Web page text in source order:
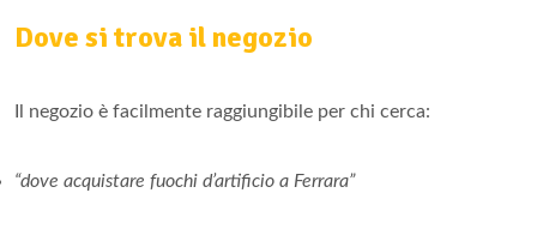
Dove si trova il negozio
Il negozio è facilmente raggiungibile per chi cerca:
“dove acquistare fuochi d’artificio a Ferrara”